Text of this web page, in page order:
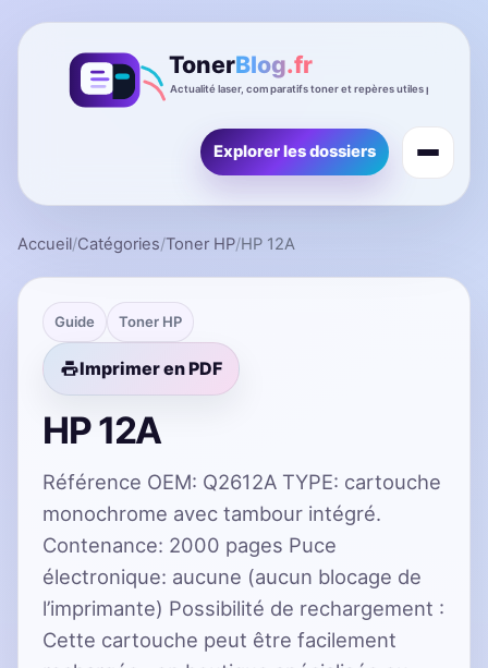
Explorer les dossiers
Accueil/Catégories/Toner HP/HP 12A
Guide Toner HP
Imprimer en PDF
HP 12A
Référence OEM: Q2612A TYPE: cartouche
monochrome avec tambour intégré.
Contenance: 2000 pages Puce
électronique: aucune (aucun blocage de
l’imprimante) Possibilité de rechargement :
Cette cartouche peut être facilement